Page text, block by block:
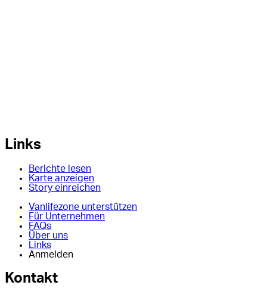
Links
Berichte lesen
Karte anzeigen
Story einreichen
Vanlifezone unterstützen
Für Unternehmen
FAQs
Über uns
Links
Anmelden
Kontakt